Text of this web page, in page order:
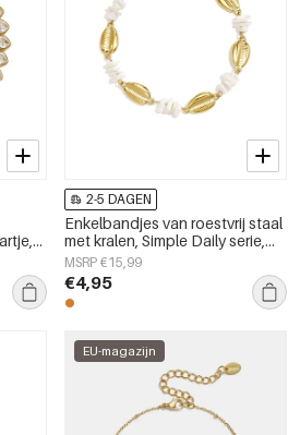
2-5 DAGEN
Enkelbandjes van roestvrij staal
met kralen, Simple Daily serie,
dames sieraden
MSRP €15,99
€4,95
EU-magazijn